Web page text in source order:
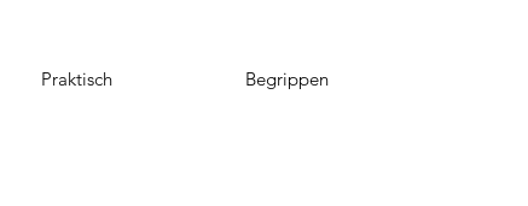
Praktisch Begrippen